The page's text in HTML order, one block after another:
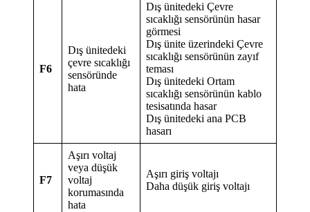
F6
Dış ünitedeki
çevre sıcaklığı
sensöründe
hata
Dış ünitedeki Çevre
sıcaklığı sensörünün hasar
görmesi
Dış ünite üzerindeki Çevre
sıcaklığı sensörünün zayıf
teması
Dış ünitedeki Ortam
sıcaklığı sensörünün kablo
tesisatında hasar
Dış ünitedeki ana PCB
hasarı
F7
Aşırı voltaj
veya düşük
voltaj
korumasında
hata
Aşırı giriş voltajı
Daha düşük giriş voltajı